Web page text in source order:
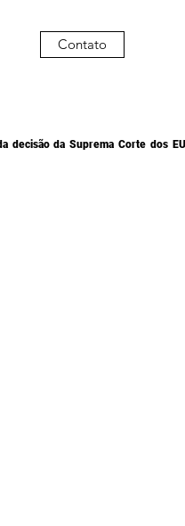
decisão da Suprema Corte dos
Contato